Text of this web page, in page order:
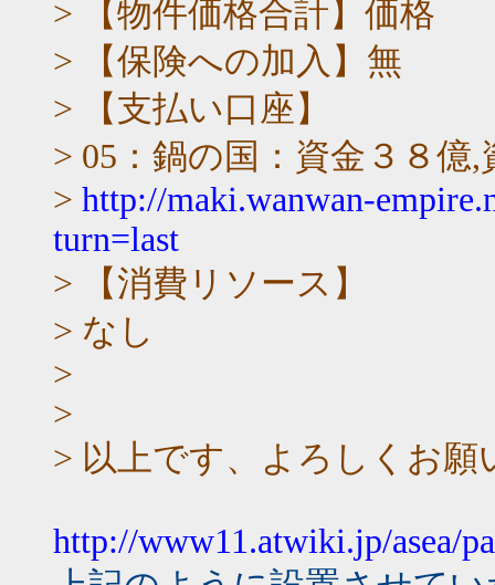
> 【物件価格合計】価格
> 【保険への加入】無
> 【支払い口座】
> 05：鍋の国：資金３８億,
> http://maki.wanwan-
turn=last
> 【消費リソース】
> なし
>
>
> 以上です、よろしくお願
http://www11.atwiki.jp/asea/